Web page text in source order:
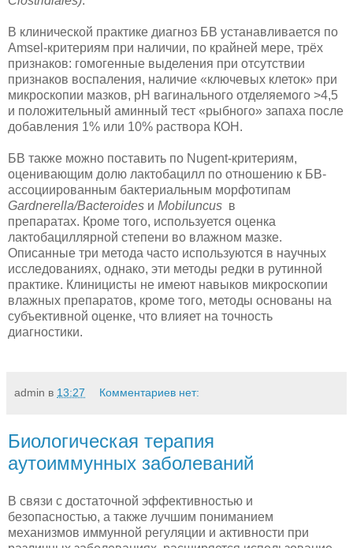
В клинической практике диагноз БВ устанавливается по
Amsel-критериям при наличии, по крайней мере, трёх
признаков: гомогенные выделения при отсутствии
признаков воспаления, наличие «ключевых клеток» при
микроскопии мазков, рН вагинального отделяемого >4,5
и положительный аминный тест «рыбного» запаха после
добавления 1% или 10% раствора КОН.
БВ также можно поставить по Nugent-критериям,
оценивающим долю лактобацилл по отношению к БВ-
ассоциированным бактериальным морфотипам
Gardnerella/Bacteroides и Mobiluncus в
препаратах. Кроме того, используется оценка
лактобациллярной степени во влажном мазке.
Описанные три метода часто используются в научных
исследованиях, однако, эти методы редки в рутинной
практике. Клиницисты не имеют навыков микроскопии
влажных препаратов, кроме того, методы основаны на
субъективной оценке, что влияет на точность
диагностики.
admin в 13:27 Комментариев нет:
Биологическая терапия
аутоиммунных заболеваний
В связи с достаточной эффективностью и
безопасностью, а также лучшим пониманием
механизмов иммунной регуляции и активности при